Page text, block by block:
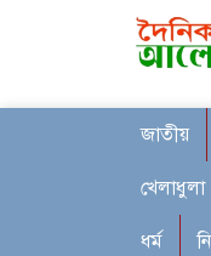
জাতীয়
খেলাধুলা
ধর্ম